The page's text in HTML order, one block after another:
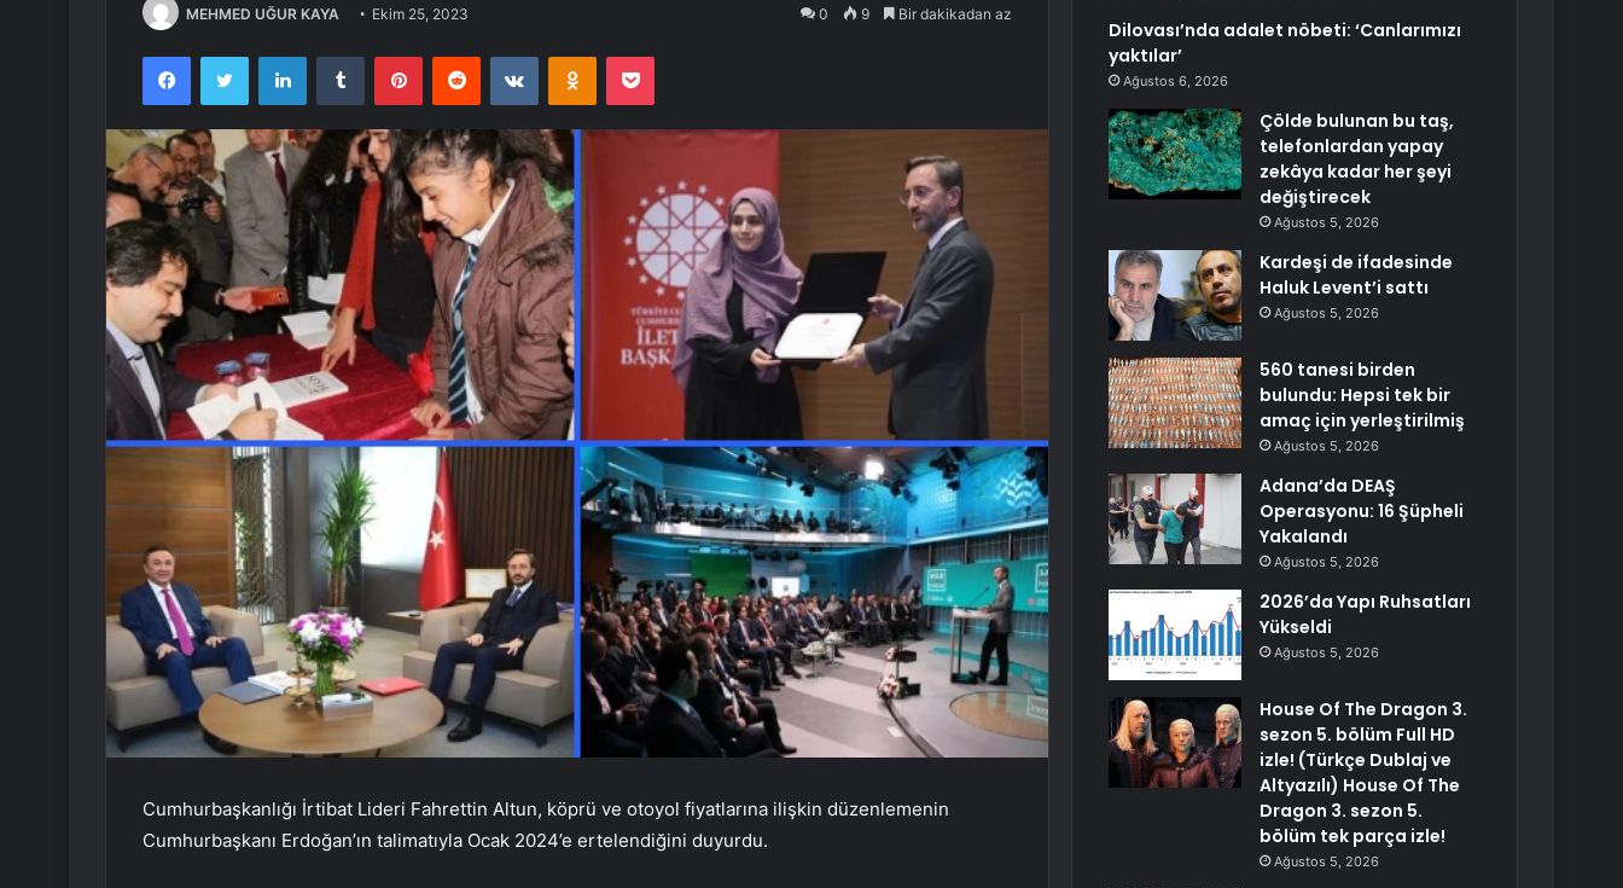
MEHMED UĞUR KAYA Ekim 25, 2023 0 9 Bir dakikadan az
FacebookTwitter LinkedInTumblr PinterestReddit VKontakteOdnoklassniki
Pocket
Cumhurbaşkanlığı İrtibat Lideri Fahrettin Altun, köprü ve otoyol fiyatlarına ilişkin düzenlemenin
Cumhurbaşkanı Erdoğan’ın talimatıyla Ocak 2024’e ertelendiğini duyurdu.
Dilovası’nda adalet nöbeti: ‘Canlarımızı
yaktılar’
Ağustos 6, 2026
Çölde bulunan bu taş,
telefonlardan yapay
zekâya kadar her şeyi
değiştirecek
Ağustos 5, 2026
Kardeşi de ifadesinde
Haluk Levent’i sattı
Ağustos 5, 2026
560 tanesi birden
bulundu: Hepsi tek bir
amaç için yerleştirilmiş
Ağustos 5, 2026
Adana’da DEAŞ
Operasyonu: 16 Şüpheli
Yakalandı
Ağustos 5, 2026
2026’da Yapı Ruhsatları
Yükseldi
Ağustos 5, 2026
House Of The Dragon 3.
sezon 5. bölüm Full HD
izle! (Türkçe Dublaj ve
Altyazılı) House Of The
Dragon 3. sezon 5.
bölüm tek parça izle!
Ağustos 5, 2026